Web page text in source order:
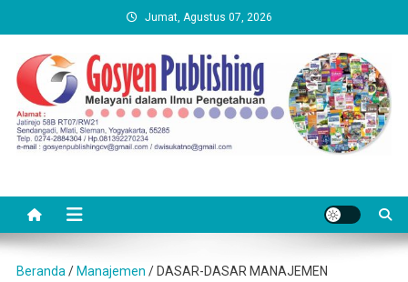
to
content
Jumat, Agustus 07, 2026
Beranda/ Manajemen / DASAR-DASAR MANAJEMEN